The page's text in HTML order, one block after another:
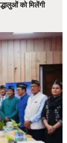
को मिलेंगी